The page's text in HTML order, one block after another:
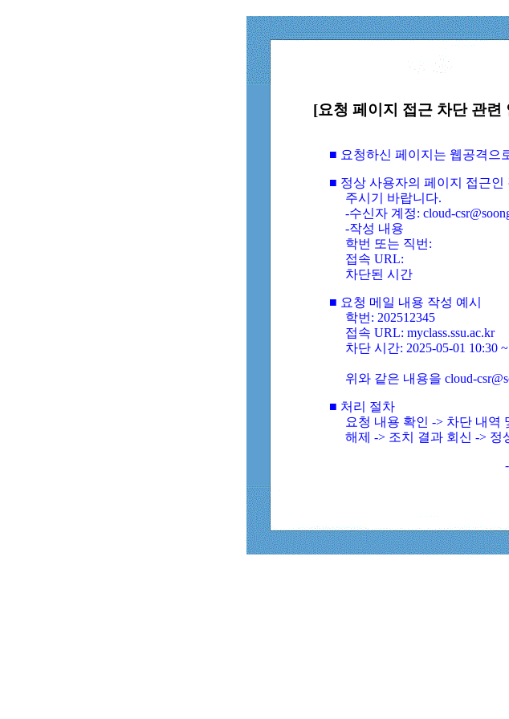
[요청 페이지 접근 차단 관련
■ 요청하신 페이지는 웹공격으
■ 정상 사용자의 페이지 접근
주시기 바랍니다.
-수신자 계정: cloud-
-작성 내용
학번 또는 직번:
접속 URL:
차단된 시간
■ 요청 메일 내용 작성 예시
학번: 202512345
접속 URL: myclass.ssu.ac.kr
차단 시간: 2025-05-01 10:30
위와 같은 내용을 cloud-
■ 처리 절차
요청 내용 확인 -> 차단 내역
해제 -> 조치 결과 회신 -> 정